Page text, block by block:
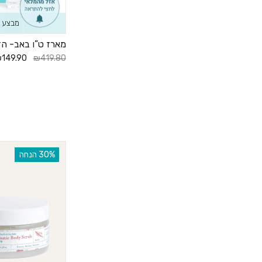
מבצע
מארז ט”ו באב-
₪419.80
‫30% הנחה